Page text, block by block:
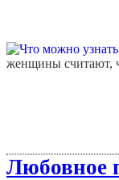
женщины считают,
Любовное